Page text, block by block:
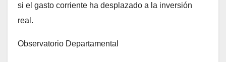
si el gasto corriente ha desplazado a la inversión
real.
Observatorio Departamental